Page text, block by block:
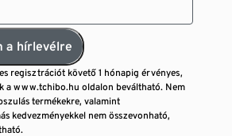
a hírlevélre
regisztrációt követő 1 hónapig érvényes,
a www.tchibo.hu oldalon beváltható. Nem
termékekre, valamint
kedvezményekkel nem összevonható,